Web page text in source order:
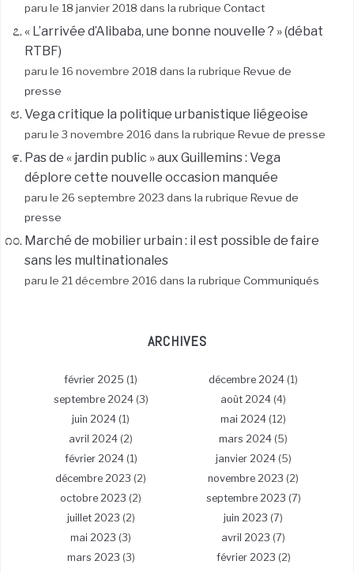
paru le 18 janvier 2018 dans la rubrique Contact
« L’arrivée d’Alibaba, une bonne nouvelle ? » (débat
RTBF)
paru le 16 novembre 2018 dans la rubrique Revue de
presse
Vega critique la politique urbanistique liégeoise
paru le 3 novembre 2016 dans la rubrique Revue de presse
Pas de « jardin public » aux Guillemins : Vega
déplore cette nouvelle occasion manquée
paru le 26 septembre 2023 dans la rubrique Revue de
presse
Marché de mobilier urbain : il est possible de faire
sans les multinationales
paru le 21 décembre 2016 dans la rubrique Communiqués
ARCHIVES
février 2025 (1) décembre 2024 (1)
septembre 2024(3) août 2024 (4)
juin 2024 (1) mai 2024 (12)
avril 2024 (2) mars 2024 (5)
février 2024(1) janvier 2024(5)
décembre 2023 (2) novembre 2023 (2)
octobre 2023 (2) septembre 2023 (7)
juillet 2023 (2) juin 2023 (7)
mai 2023 (3) avril 2023 (7)
mars 2023 (3) février 2023 (2)